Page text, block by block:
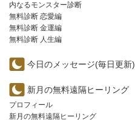
内なるモンスター診断
無料診断 恋愛編
無料診断 金運編
無料診断 人生編
今日のメッセージ(毎日更新)
新月の無料遠隔ヒーリング
プロフィール
新月の無料遠隔ヒーリング